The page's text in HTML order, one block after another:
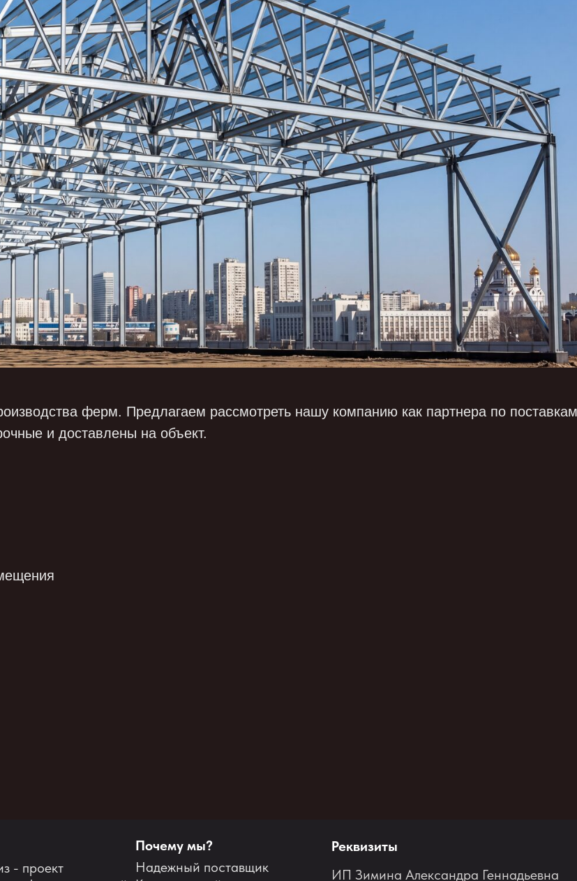
ферм. Предлагаем рассмотреть нашу компанию как партнера по поставкам
и доставлены на объект.
- проект
Надежный поставщик
ИП Зимина Александра Геннадьевна
Почему мы? Реквизиты